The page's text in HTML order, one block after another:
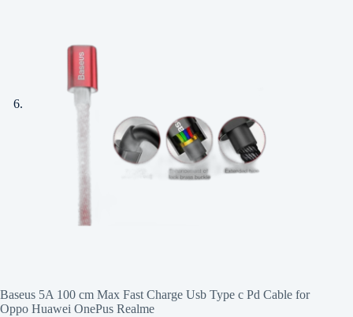
Baseus 5A 100 cm Max Fast Charge Usb Type c Pd Cable for
Oppo Huawei OnePus Realme